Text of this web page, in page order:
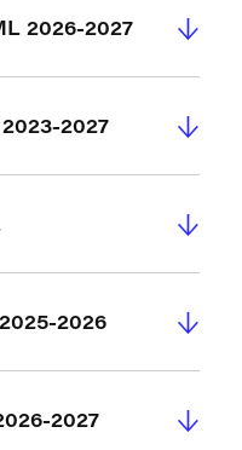
2026-2027 ↓
2027 ↓
↓
2026 ↓
2027 ↓